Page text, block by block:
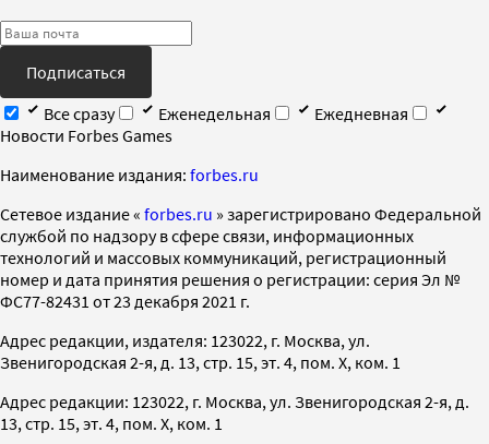
Подписаться
Все сразу
Еженедельная
Ежедневная
Новости Forbes Games
Наименование издания: forbes.ru
Cетевое издание « forbes.ru » зарегистрировано Федеральной
службой по надзору в сфере связи, информационных
технологий и массовых коммуникаций, регистрационный
номер и дата принятия решения о регистрации: серия Эл №
ФС77-82431 от 23 декабря 2021 г.
Адрес редакции, издателя: 123022, г. Москва, ул.
Звенигородская 2-я, д. 13, стр. 15, эт. 4, пом. X, ком. 1
Адрес редакции: 123022, г. Москва, ул. Звенигородская 2-я, д.
13, стр. 15, эт. 4, пом. X, ком. 1